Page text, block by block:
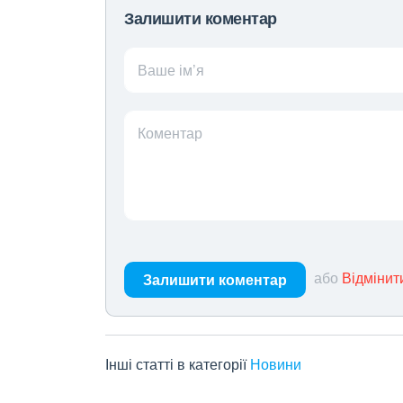
Залишити коментар
Ваше ім’я
Коментар
Залишити коментар або
Інші статті в категорії Новини